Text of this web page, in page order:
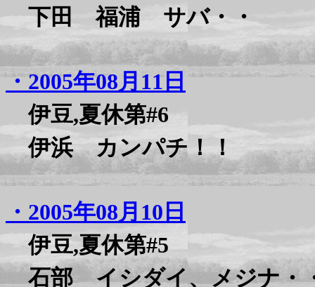
下田 福浦 サバ・・
・2005年08月11日
伊豆,夏休第#6
伊浜 カンパチ！！
・2005年08月10日
伊豆,夏休第#5
石部 イシダイ、メジナ・